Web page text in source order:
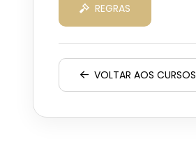
REGRAS
VOLTAR AOS CURSOS